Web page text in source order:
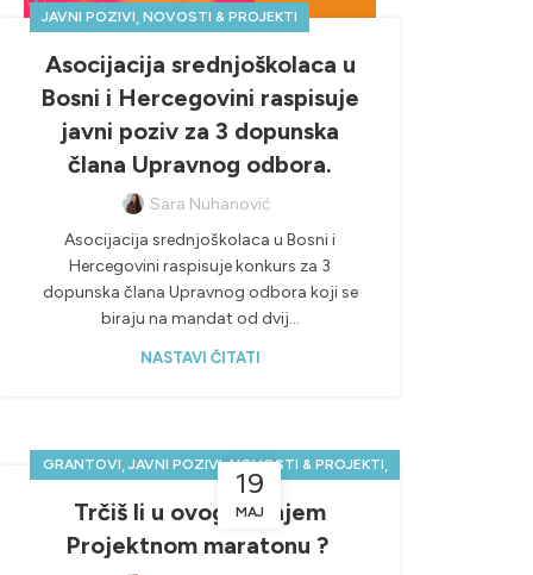
JAVNI POZIVI, NOVOSTI & PROJEKTI
Asocijacija srednjoškolaca u
Bosni i Hercegovini raspisuje
javni poziv za 3 dopunska
člana Upravnog odbora.
Sara Nuhanović
Asocijacija srednjoškolaca u Bosni i
Hercegovini raspisuje konkurs za 3
dopunska člana Upravnog odbora koji se
biraju na mandat od dvij...
NASTAVI ČITATI
19
MAJ
GRANTOVI,JAVNI POZIVI,NOVOSTI & PROJEKTI,
UNCATEGORIZED
Trčiš li u ovogodišnjem
Projektnom maratonu ?